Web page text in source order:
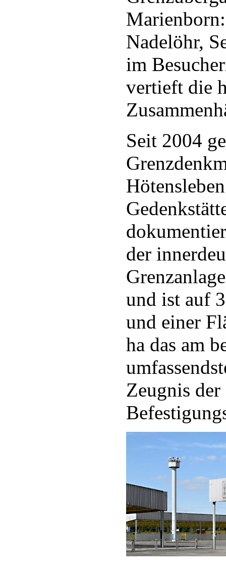
Nadelöhr,
im
vertieft die
Seit 2004
der
und ist auf
und einer
ha das am
Zeugnis der